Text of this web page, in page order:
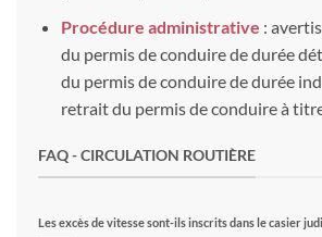
Procédure administrative :
du permis de conduire de durée
du permis de conduire de durée
retrait du permis de conduire à
FAQ - CIRCULATION ROUTIÈRE
Les excès de vitesse sont-ils inscrits dans le casier